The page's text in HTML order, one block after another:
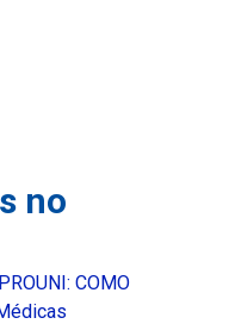
no
COMO